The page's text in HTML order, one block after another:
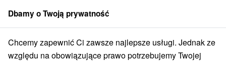
członek grupySorger
Chaty na prenájom Východné Slovensko Prešovský kraj Vlková
Dbamy o Twoją prywatność
Chcemy zapewnić Ci zawsze najlepsze usługi. Jednak ze
względu na obowiązujące prawo potrzebujemy Twojej